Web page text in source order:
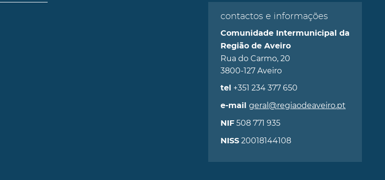
contactos e informações
Comunidade Intermunicipal da
Região de Aveiro
Rua do Carmo, 20
3800-127 Aveiro
tel +351 234 377 650
e-mail geral@regiaodeaveiro.pt
NIF508 771 935
NISS20018144108